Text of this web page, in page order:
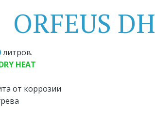
ORFEUS DH
литров.
HEAT
от коррозии